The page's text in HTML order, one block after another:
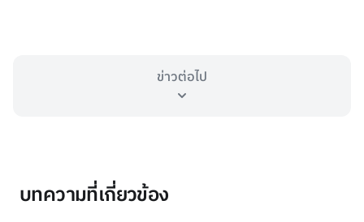
ข่าวต่อไป
บทความที่เกี่ยวข้อง